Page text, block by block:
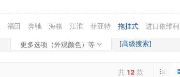
福田 奔驰 海格 江淮 菲亚特 拖挂式 进口依维柯
更多选项（外观颜色）等
[高级搜索]
共 12 款